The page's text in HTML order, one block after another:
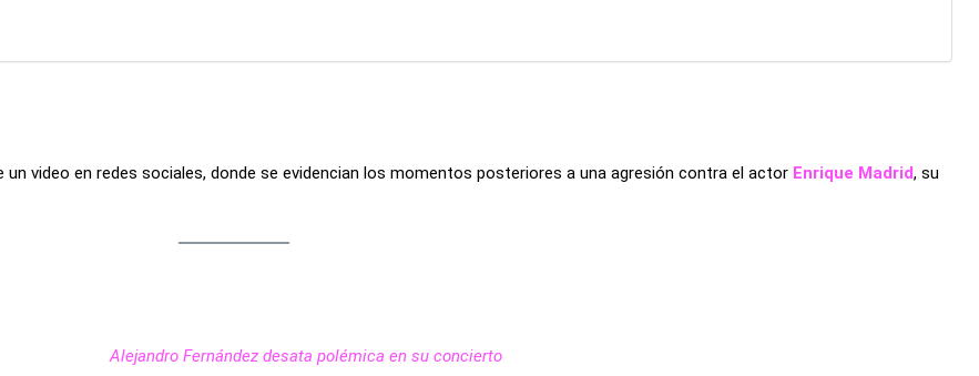
video en redes sociales, donde se evidencian los momentos posteriores a una agresión contra el actor Enrique Madrid, su
Alejandro Fernández desata polémica en su concierto